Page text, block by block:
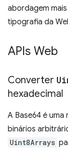
abordagem
tipografia da
APIs Web
Converter
hexadecimal
A Base64 é
binários
Uint8Arrays